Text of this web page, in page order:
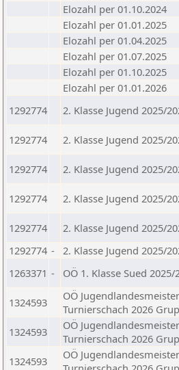
Elozahl per 01.10.2024
Elozahl per 01.01.2025
Elozahl per 01.04.2025
Elozahl per 01.07.2025
Elozahl per 01.10.2025
Elozahl per 01.01.2026
1292774
2. Klasse Jugend 2025/
1292774 2. Klasse Jugend 2025/
1292774 2. Klasse Jugend 2025/
1292774 2. Klasse Jugend 2025/
1292774 2. Klasse Jugend 2025/
1292774 - 2. Klasse Jugend 2025/
1263371 - OÖ 1. Klasse Sued 2025/
1324593
OÖ
Turnierschach 2026
1324593
OÖ
Turnierschach 2026
1324593
OÖ